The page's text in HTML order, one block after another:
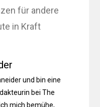
für andere
in Kraft
und bin eine
bei The
mich bemühe,